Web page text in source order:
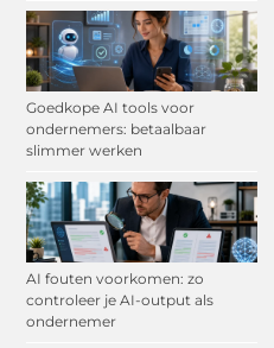
Goedkope AI tools voor
ondernemers: betaalbaar
slimmer werken
AI fouten voorkomen: zo
controleer je AI-output als
ondernemer